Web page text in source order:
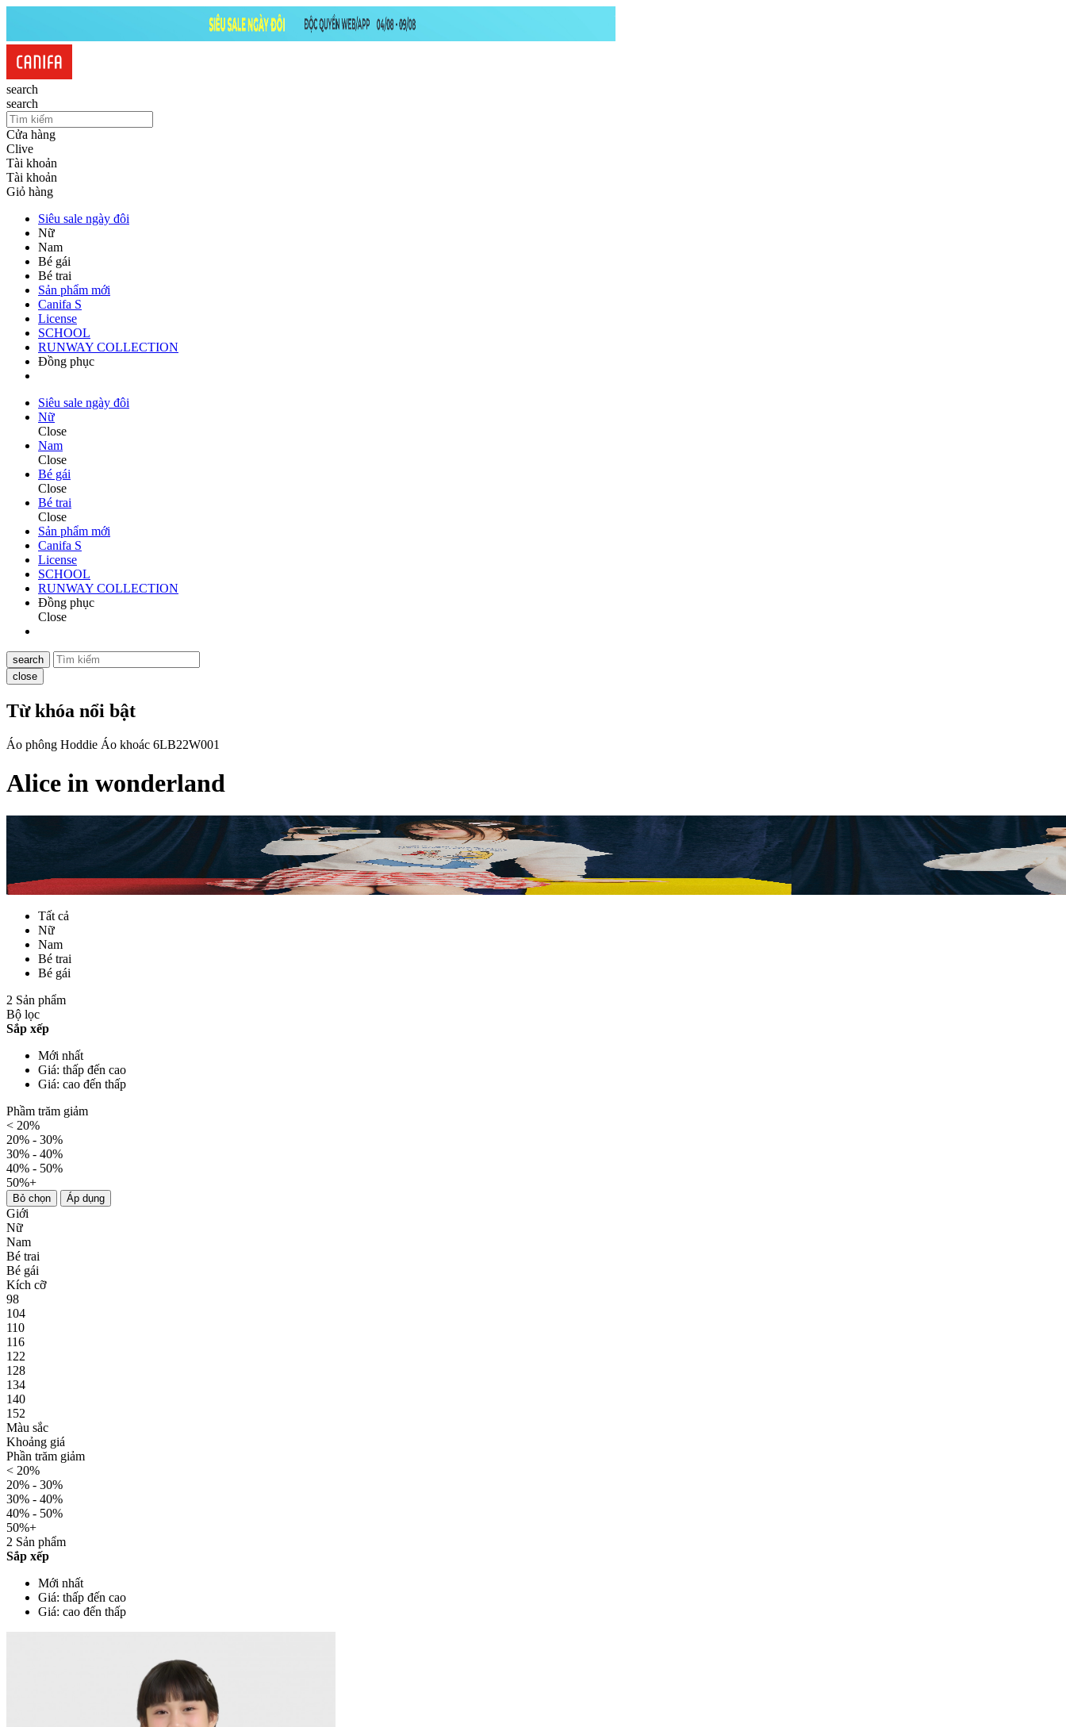
search
search
Cửa hàng
Clive
Tài khoản
Tài khoản
Giỏ hàng
Siêu sale ngày đôi
Nữ
Nam
Bé gái
Bé trai
Sản phẩm mới
Canifa S
License
SCHOOL
RUNWAY COLLECTION
Đồng phục
Siêu sale ngày đôi
Nữ
Close
Nam
Close
Bé gái
Close
Bé trai
Close
Sản phẩm mới
Canifa S
License
SCHOOL
RUNWAY COLLECTION
Đồng phục
Close
search
close
Từ khóa nổi bật
Áo phông Hoddie Áo khoác 6LB22W001
Alice in wonderland
Tất cả
Nữ
Nam
Bé trai
Bé gái
2 Sản phẩm
Bộ lọc
Sắp xếp
Mới nhất
Giá: thấp đến cao
Giá: cao đến thấp
Phầm trăm giảm
< 20%
20% - 30%
30% - 40%
40% - 50%
50%+
Bỏ chọn Áp dụng
Giới
Nữ
Nam
Bé trai
Bé gái
Kích cỡ
98
104
110
116
122
128
134
140
152
Màu sắc
Khoảng giá
Phần trăm giảm
< 20%
20% - 30%
30% - 40%
40% - 50%
50%+
2 Sản phẩm
Sắp xếp
Mới nhất
Giá: thấp đến cao
Giá: cao đến thấp